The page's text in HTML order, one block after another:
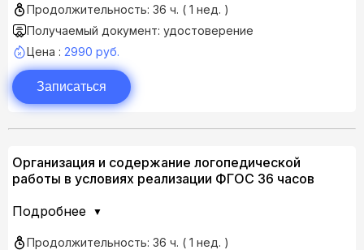
Продолжительность: 36 ч. ( 1 нед. )
Получаемый документ: удостоверение
Цена : 2990 руб.
Записаться
Организация и содержание логопедической
работы в условиях реализации ФГОС 36 часов
Подробнее
Продолжительность: 36 ч. ( 1 нед. )